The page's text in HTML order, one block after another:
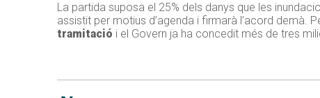
La partida suposa el 25% dels danys que les
assistit per motius d’agenda i firmarà l’acord demà.
tramitació i el Govern ja ha concedit més de tres